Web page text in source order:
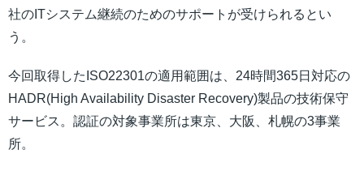
社のITシステム継続のためのサポートが受けられるとい
う。
今回取得したISO22301の適用範囲は、24時間365日対応の
HADR(High Availability Disaster Recovery)製品の技術保守
サービス。認証の対象事業所は東京、大阪、札幌の3事業
所。